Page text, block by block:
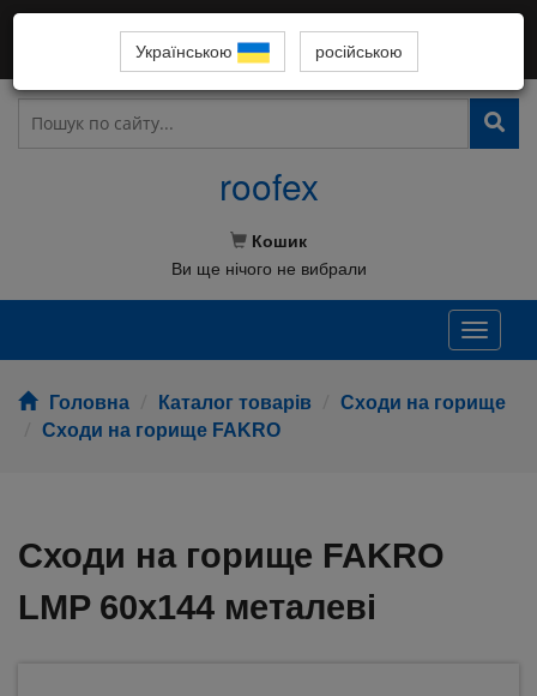
Українською російською
ВСІ СПІВРОБІТНИКИ У ЛАВАХ ЗСУ! СЛАВА УКРАЇНІ!
099-066-36-38
roofex
Кошик
Ви ще нічого не вибрали
Toggle
Головна Каталог товарів
Сходи на горище
Сходи на горище FAKRO
Сходи на горище FAKRO
LMP 60x144 металеві